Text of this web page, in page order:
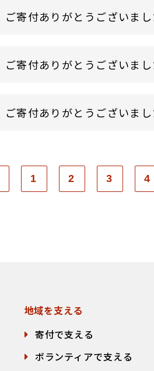
ご寄付ありがとうございまし
ご寄付ありがとうございまし
ご寄付ありがとうございまし
1 2 3 4
地域を支える
寄付で支える
ボランティアで支える